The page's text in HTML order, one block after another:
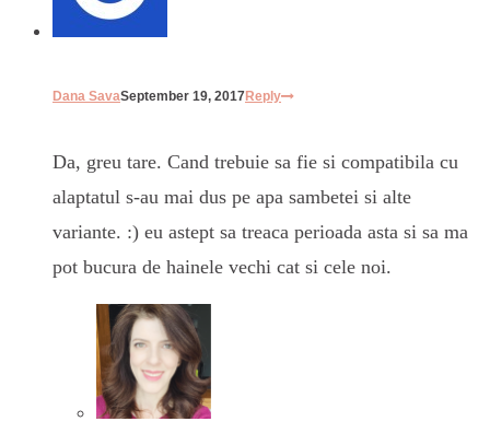
Dana SavaSeptember 19, 2017Reply
Da, greu tare. Cand trebuie sa fie si compatibila cu
alaptatul s-au mai dus pe apa sambetei si alte
variante. :) eu astept sa treaca perioada asta si sa ma
pot bucura de hainele vechi cat si cele noi.